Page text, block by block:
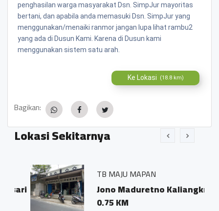
penghasilan warga masyarakat Dsn. SimpJur mayoritas
bertani, dan apabila anda memasuki Dsn. SimpJur yang
menggunakan/menaiki ranmor jangan lupa lihat rambu2
yang ada di Dusun Kami. Karena di Dusun kami
menggunakan sistem satu arah.
Ke Lokasi (18.8 km)
Bagikan:
Lokasi Sekitarnya
TB MAJU MAPAN
Jono Maduretno Kaliangkrik
0.75 KM